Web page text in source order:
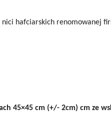
nici hafciarskich renomowanej
45×45 cm (+/- 2cm) cm ze